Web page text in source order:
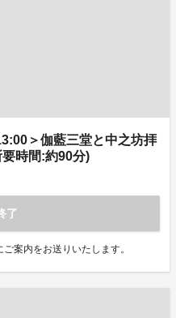
＞伽藍三堂と中之坊拝
時間:約90分)
了
案内をお送りいたします。